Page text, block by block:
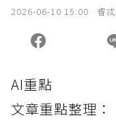
2026-06-10 15:00 睿忒
AI重點
文章重點整理：